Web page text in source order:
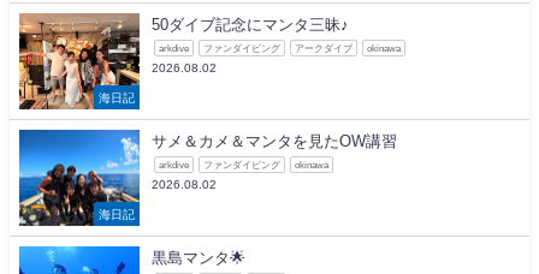
海日記
50ダイブ記念にマンタ三昧♪
arkdive ファンダイビング アークダイブ okinawa
2026.08.02
海日記
サメ＆カメ＆マンタを見たOW講習
arkdive ファンダイビング okinawa
2026.08.02
黒島マンタ🌟